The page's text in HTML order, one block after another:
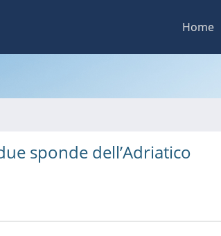
Home
sponde dell’Adriatico